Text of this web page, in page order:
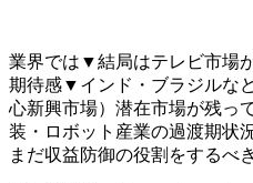
業界では▼結局はテレビ市場
期待感▼インド・ブラジルな
心新興市場）潜在市場が残っ
装・ロボット産業の過渡期状
まだ収益防御の役割をするべ